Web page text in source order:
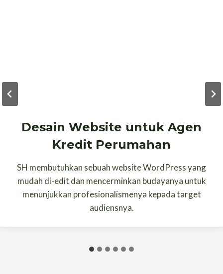
Desain Website untuk Agen
Kredit Perumahan
SH membutuhkan sebuah website WordPress yang
mudah di-edit dan mencerminkan budayanya untuk
menunjukkan profesionalismenya kepada target
audiensnya.